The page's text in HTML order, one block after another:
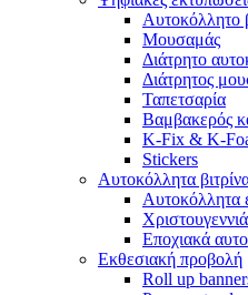
Αυτοκόλλητο
Μουσαμάς
Διάτρητο
Διάτρητος
Ταπετσαρία
Βαμβακερός
K-Fix & K-
Stickers
Αυτοκόλλητα
Αυτοκόλλητα
Εποχιακά
Εκθεσιακή προβολή
Roll up